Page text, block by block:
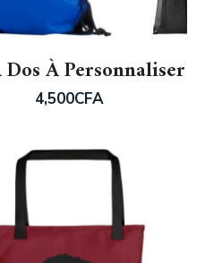
Dos À Personnaliser
4,500CFA